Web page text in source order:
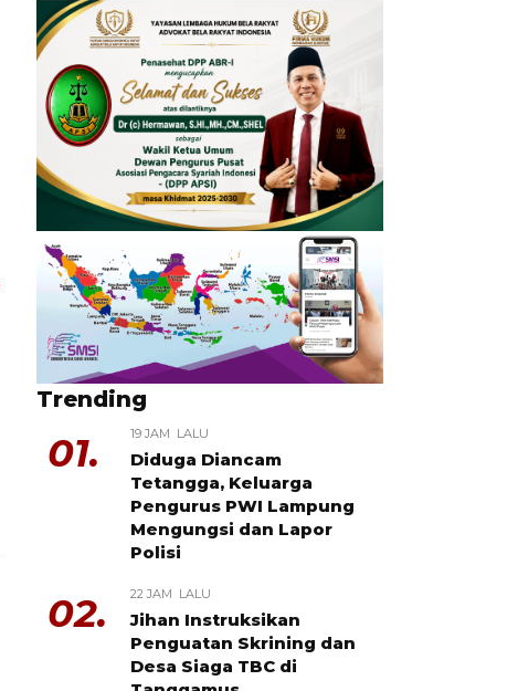
Trending
01. 19 JAM LALU
Diduga Diancam
Tetangga, Keluarga
Pengurus PWI Lampung
Mengungsi dan Lapor
Polisi
02. 22 JAM LALU
Jihan Instruksikan
Penguatan Skrining dan
Desa Siaga TBC di